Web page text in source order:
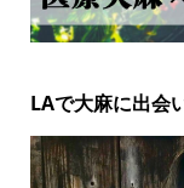
LAで大麻に出会